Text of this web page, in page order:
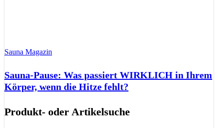
Sauna Magazin
Sauna-Pause: Was passiert WIRKLICH in Ihrem
Körper, wenn die Hitze fehlt?
Produkt- oder Artikelsuche